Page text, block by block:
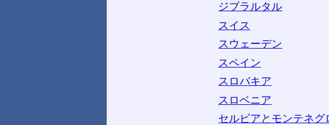
ジブラルタル
スイス
スウェーデン
スペイン
スロバキア
スロベニア
セルビアとモンテネグ